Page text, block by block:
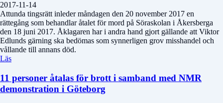
2017-11-14
Attunda tingsrätt inleder måndagen den 20 november 2017 en
rättegång som behandlar åtalet för mord på Söraskolan i Åkersberga
den 18 juni 2017. Åklagaren har i andra hand gjort gällande att Viktor
Edlunds gärning ska bedömas som synnerligen grov misshandel och
vållande till annans död.
Läs
11 personer åtalas för brott i samband med NMR
demonstration i Göteborg